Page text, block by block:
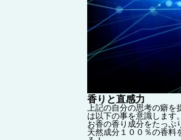
香りと直感力
上記の自分の思考の癖
は以下の事を意識します。
お香の香り成分をたっぷ
天然成分１００％の香料